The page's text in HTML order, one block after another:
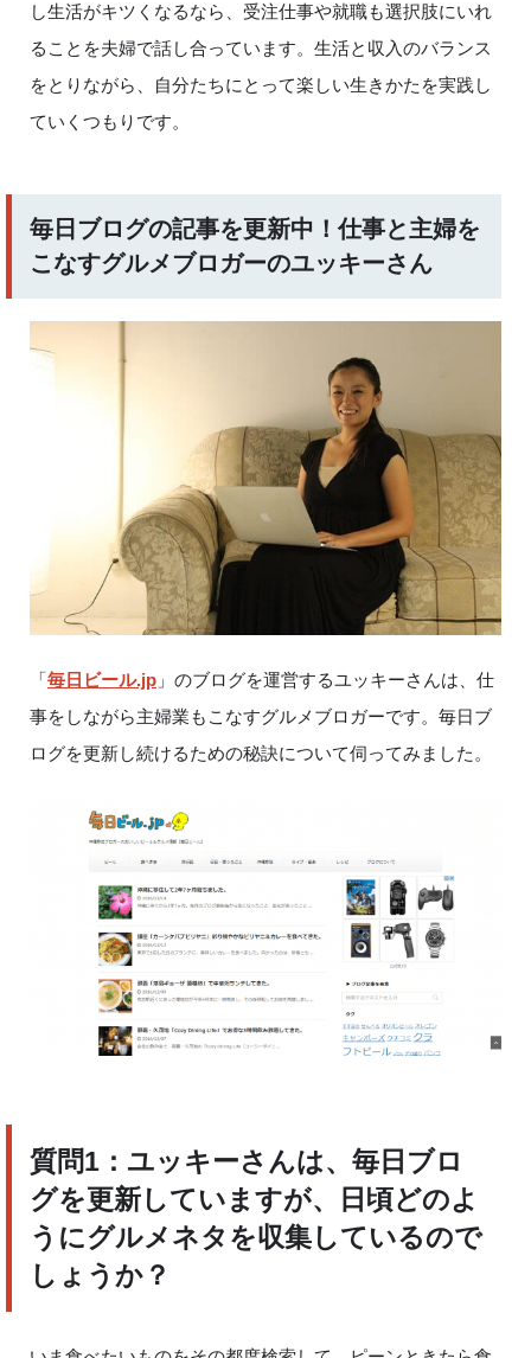
し生活がキツくなるなら、受注仕事や就職も選択肢にいれ
ることを夫婦で話し合っています。生活と収入のバランス
をとりながら、自分たちにとって楽しい生きかたを実践し
ていくつもりです。
毎日ブログの記事を更新中！仕事と主婦を
こなすグルメブロガーのユッキーさん
「毎日ビール.jp 」のブログを運営するユッキーさんは、仕
事をしながら主婦業もこなすグルメブロガーです。毎日ブ
ログを更新し続けるための秘訣について伺ってみました。
質問1 ：ユッキーさんは、毎日ブロ
グを更新していますが、日頃どのよ
うにグルメネタを収集しているので
しょうか？